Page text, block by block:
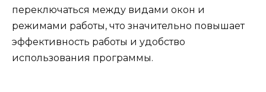
переключаться между видами окон и
режимами работы, что значительно повышает
эффективность работы и удобство
использования программы.